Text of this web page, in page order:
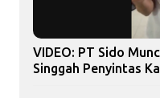
VIDEO: PT Sido
Singgah Penyintas